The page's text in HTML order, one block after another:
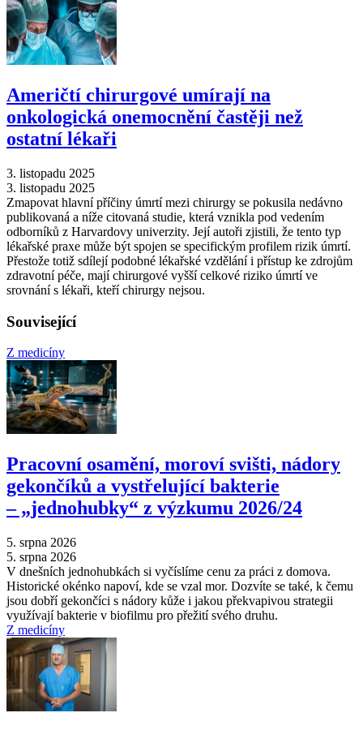
Američtí chirurgové umírají na
onkologická onemocnění častěji než
ostatní lékaři
3. listopadu 2025
3. listopadu 2025
Zmapovat hlavní příčiny úmrtí mezi chirurgy se pokusila nedávno
publikovaná a níže citovaná studie, která vznikla pod vedením
odborníků z Harvardovy univerzity. Její autoři zjistili, že tento typ
lékařské praxe může být spojen se specifickým profilem rizik úmrtí.
Přestože totiž sdílejí podobné lékařské vzdělání i přístup ke zdrojům
zdravotní péče, mají chirurgové vyšší celkové riziko úmrtí ve
srovnání s lékaři, kteří chirurgy nejsou.
Související
Z medicíny
Pracovní osamění, moroví svišti, nádory
gekončíků a vystřelující bakterie
–⁠ „jednohubky“ z výzkumu 2026/24
5. srpna 2026
5. srpna 2026
V dnešních jednohubkách si vyčíslíme cenu za práci z domova.
Historické okénko napoví, kde se vzal mor. Dozvíte se také, k čemu
jsou dobří gekončíci s nádory kůže i jakou překvapivou strategii
využívají bakterie v biofilmu pro přežití svého druhu.
Z medicíny